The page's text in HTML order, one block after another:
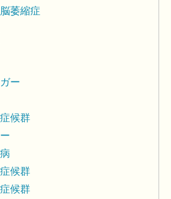
萎縮症
ー
候群
候群
候群